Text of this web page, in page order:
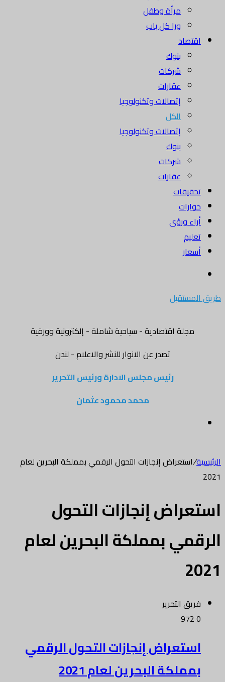
مرأة وطفل
ورا كل باب
اقتصاد
بنوك
شركات
عقارات
إتصالات وتكنولوجيا
الكل
إتصالات وتكنولوجيا
بنوك
شركات
عقارات
تحقيقات
حوارات
أراء ورؤى
تعليم
أسعار
طريق المستقبل
مجلة اقتصادية - سياحية شاملة - إلكترونية وورقية
تصدر عن الانوار للنشر والاعلام - لندن
رئيس مجلس الادارة ورئيس التحرير
محمد محمود عثمان
الرئيسية/استعراض إنجازات التحول الرقمي بمملكة البحرين لعام
2021
استعراض إنجازات التحول
الرقمي بمملكة البحرين لعام
2021
فريق التحرير
0
استعراض إنجازات التحول الرقمي
بمملكة البحرين لعام 2021